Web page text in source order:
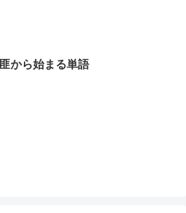
匪から始まる単語